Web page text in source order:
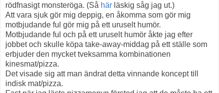
rödfnasigt monsteröga. (Så här läskig såg jag ut.)
Att vara sjuk gör mig deppig, en åkomma som gör mig
motbjudande ful gör mig på ett uruselt humör.
Motbjudande ful och på ett uruselt humör åkte jag efter
jobbet och skulle köpa take-away-middag på ett ställe som
erbjuder den mycket tveksamma kombinationen
kinesmat/pizza.
Det visade sig att man ändrat detta vinnande koncept till
indisk mat/pizza.